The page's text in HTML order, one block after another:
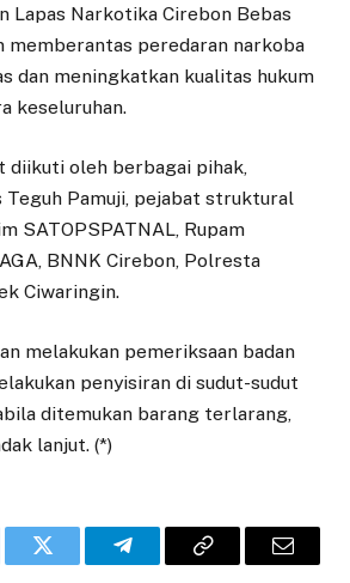
Lapas Narkotika Cirebon Bebas
memberantas peredaran narkoba
dan meningkatkan kualitas hukum
keseluruhan.
diikuti oleh berbagai pihak,
Teguh Pamuji, pejabat struktural
SATOPSPATNAL, Rupam
BNNK Cirebon, Polresta
Ciwaringin.
melakukan pemeriksaan badan
penyisiran di sudut-sudut
ditemukan barang terlarang,
lanjut. (*)
Twitter TelegramCopy
Email